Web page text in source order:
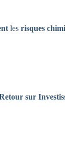
les risques
sur